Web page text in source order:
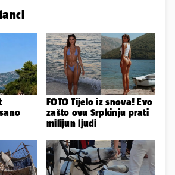
FOTO Tijelo iz snova! Evo
zašto ovu Srpkinju prati
milijun ljudi